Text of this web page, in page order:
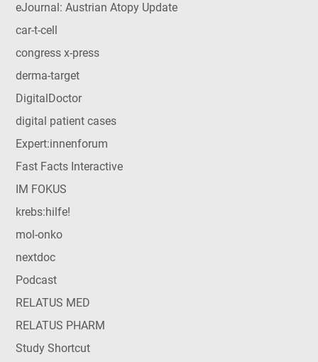
eJournal: Austrian Atopy Update
car-t-cell
congress x-press
derma-target
DigitalDoctor
digital patient cases
Expert:innenforum
Fast Facts Interactive
IM FOKUS
krebs:hilfe!
mol-onko
nextdoc
Podcast
RELATUS MED
RELATUS PHARM
Study Shortcut